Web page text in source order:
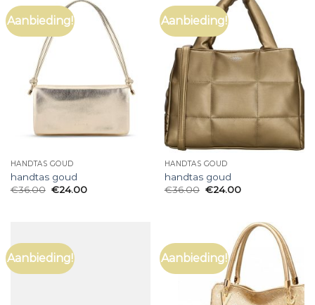
Aanbieding!
HANDTAS GOUD
handtas goud
€36.00 €24.00
Aanbieding!
HANDTAS GOUD
handtas goud
€36.00 €24.00
Aanbieding! Aanbieding!